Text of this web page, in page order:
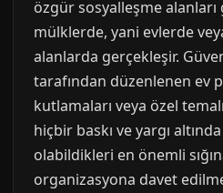
özgür sosyalleşme
mülklerde, yani evlerde
alanlarda gerçekleşir.
tarafından düzenlenen ev
kutlamaları veya özel
hiçbir baskı ve yargı
olabildikleri en önemli
organizasyona davet